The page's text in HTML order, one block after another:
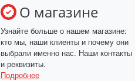
О магазине
Узнайте больше о нашем магазине:
кто мы, наши клиенты и почему они
выбрали именно нас. Наши контакты
и реквизиты.
Подробнее